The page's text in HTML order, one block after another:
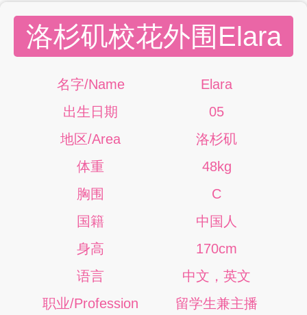
洛杉矶校花外围Elara
名字/Name
Elara
出生日期
05
地区/Area
洛杉矶
体重
48kg
胸围
C
国籍
中国人
身高
170cm
语言
中文，英文
职业/Profession
留学生兼主播